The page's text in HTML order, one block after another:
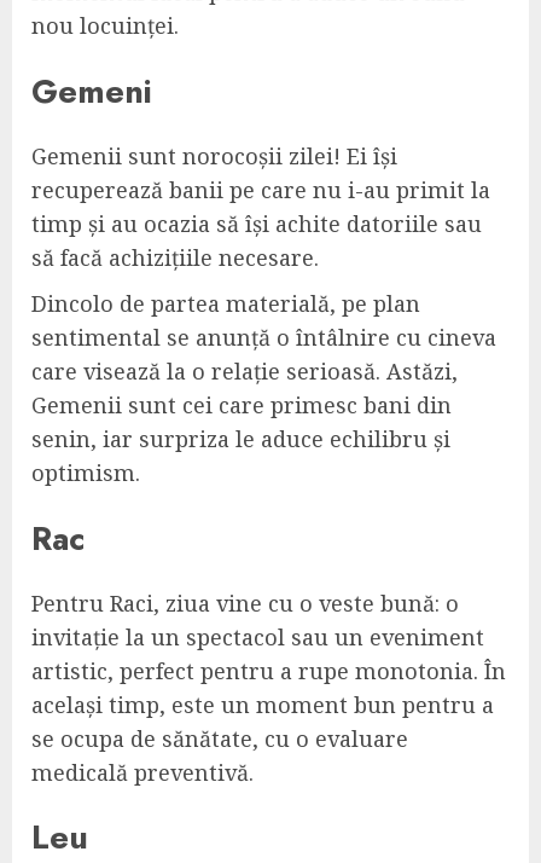
nou locuinței.
Gemeni
Gemenii sunt norocoșii zilei! Ei își
recuperează banii pe care nu i-au primit la
timp și au ocazia să își achite datoriile sau
să facă achizițiile necesare.
Dincolo de partea materială, pe plan
sentimental se anunță o întâlnire cu cineva
care visează la o relație serioasă. Astăzi,
Gemenii sunt cei care primesc bani din
senin, iar surpriza le aduce echilibru și
optimism.
Rac
Pentru Raci, ziua vine cu o veste bună: o
invitație la un spectacol sau un eveniment
artistic, perfect pentru a rupe monotonia. În
același timp, este un moment bun pentru a
se ocupa de sănătate, cu o evaluare
medicală preventivă.
Leu